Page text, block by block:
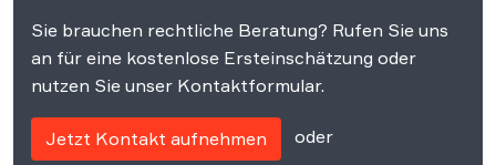
Sie brauchen rechtliche Beratung? Rufen Sie uns
an für eine kostenlose Ersteinschätzung oder
nutzen Sie unser Kontaktformular.
Jetzt Kontakt aufnehmen oder